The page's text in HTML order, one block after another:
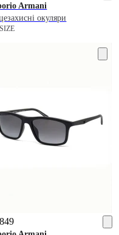
Armani
окуляри